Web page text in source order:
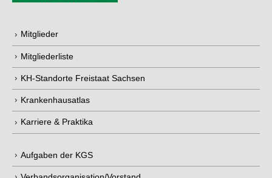
Mitglieder
Mitgliederliste
KH-Standorte Freistaat Sachsen
Krankenhausatlas
Karriere & Praktika
Aufgaben der KGS